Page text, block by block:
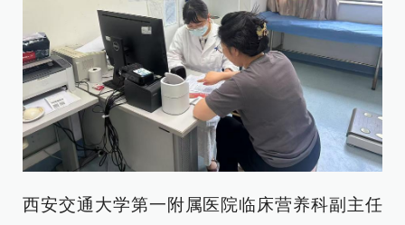
西安交通大学第一附属医院临床营养科副主任